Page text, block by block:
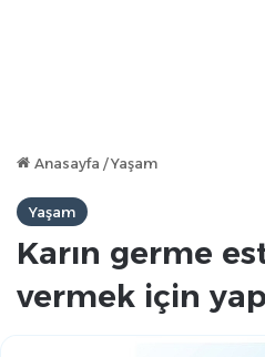
Anasayfa /Yaşam
Yaşam
Karın germe
vermek için